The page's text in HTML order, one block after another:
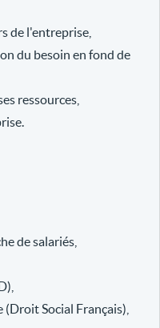
de l'entreprise,
du besoin en fond de
ressources,
de salariés,
Social Français),